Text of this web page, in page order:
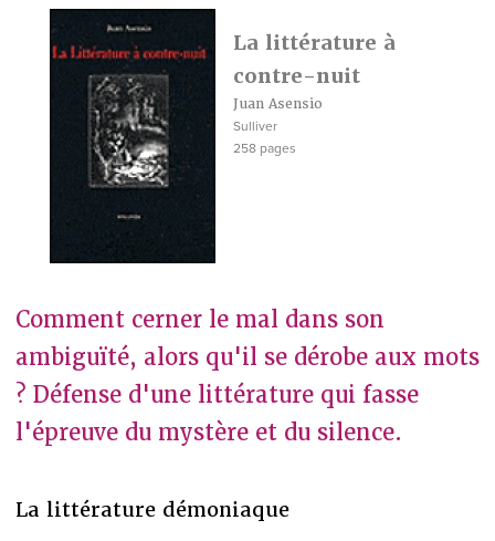
La littérature à
contre-nuit
Juan Asensio
Sulliver
258 pages
Comment cerner le mal dans son
ambiguïté, alors qu'il se dérobe aux mots
? Défense d'une littérature qui fasse
l'épreuve du mystère et du silence.
La littérature démoniaque